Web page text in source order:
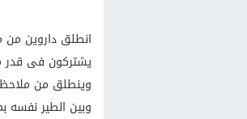
انطلق داروين من
يشتركون فى قدر
وينطلق من
وبين الطير نفسه